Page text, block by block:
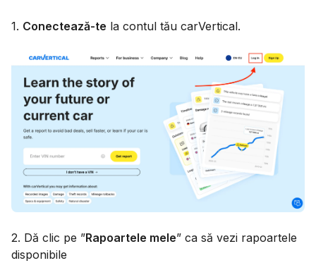
1. Conectează-te la contul tău carVertical.
2. Dă clic pe ”Rapoartele mele” ca să vezi rapoartele
disponibile